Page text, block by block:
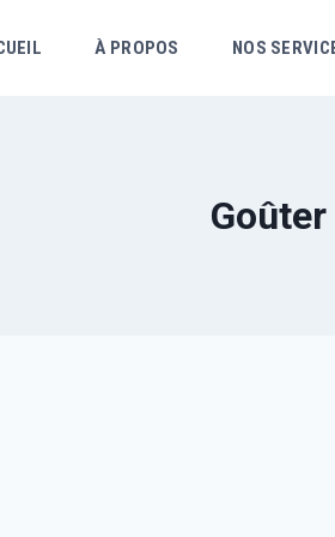
À PROPOS NOS
Goûter